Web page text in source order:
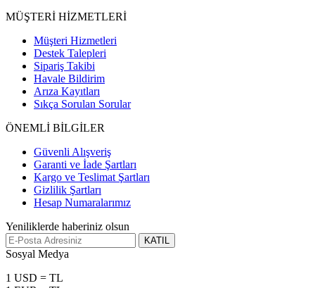
MÜŞTERİ HİZMETLERİ
Müşteri Hizmetleri
Destek Talepleri
Sipariş Takibi
Havale Bildirim
Arıza Kayıtları
Sıkça Sorulan Sorular
ÖNEMLİ BİLGİLER
Güvenli Alışveriş
Garanti ve İade Şartları
Kargo ve Teslimat Şartları
Gizlilik Şartları
Hesap Numaralarımız
Yeniliklerde haberiniz olsun
KATIL
Sosyal Medya
1 USD = TL